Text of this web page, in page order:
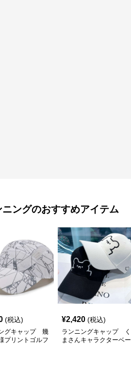
ニングのおすすめアイテム
(税込)
グキャップ 幾
プリントゴルフ
¥2,420 (税込)
ランニングキャップ く
まさんキャラクターベー